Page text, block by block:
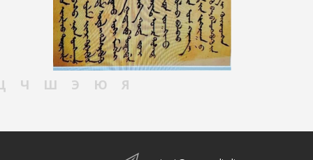
Ч Ш Э Ю Я